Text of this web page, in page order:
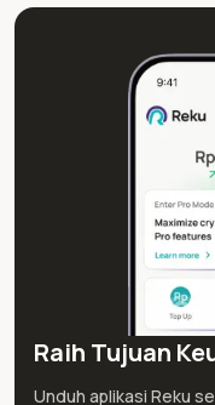
Raih Tujuan
Unduh aplikasi Reku